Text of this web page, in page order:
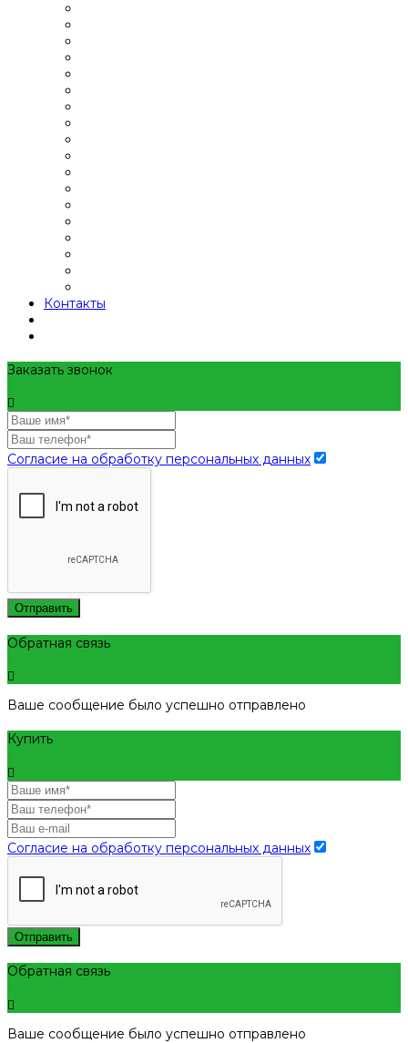
Контакты
Заказать звонок
Согласие на обработку персональных данных
Отправить
Обратная связь
Ваше сообщение было успешно отправлено
Купить
Согласие на обработку персональных данных
Отправить
Обратная связь
Ваше сообщение было успешно отправлено